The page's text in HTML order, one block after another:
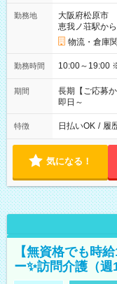
勤務地
大阪府松原市
恵我ノ荘駅か
物流・倉庫
勤務時間
期間
長期【ご応募
即日～
特徴 日払いOK / 履
気になる！
【無資格でも時
ー✨訪問介護（